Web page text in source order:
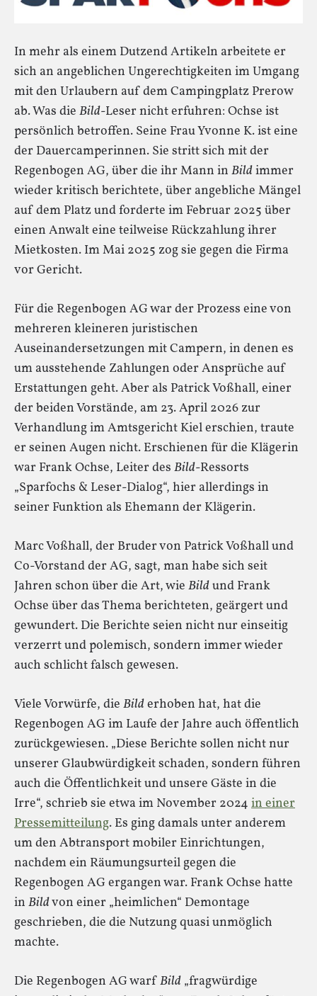
In mehr als einem Dutzend Artikeln arbeitete er
sich an angeblichen Ungerechtigkeiten im Umgang
mit den Urlaubern auf dem Campingplatz Prerow
ab. Was die Bild-Leser nicht erfuhren: Ochse ist
persönlich betroffen. Seine Frau Yvonne K. ist eine
der Dauercamperinnen. Sie stritt sich mit der
Regenbogen AG, über die ihr Mann in Bildimmer
wieder kritisch berichtete, über angebliche Mängel
auf dem Platz und forderte im Februar 2025 über
einen Anwalt eine teilweise Rückzahlung ihrer
Mietkosten. Im Mai 2025 zog sie gegen die Firma
vor Gericht.
Für die Regenbogen AG war der Prozess eine von
mehreren kleineren juristischen
Auseinandersetzungen mit Campern, in denen es
um ausstehende Zahlungen oder Ansprüche auf
Erstattungen geht. Aber als Patrick Voßhall, einer
der beiden Vorstände, am 23. April 2026 zur
Verhandlung im Amtsgericht Kiel erschien, traute
er seinen Augen nicht. Erschienen für die Klägerin
war Frank Ochse, Leiter des Bild-Ressorts
„Sparfochs & Leser-Dialog“, hier allerdings in
seiner Funktion als Ehemann der Klägerin.
Marc Voßhall, der Bruder von Patrick Voßhall und
Co-Vorstand der AG, sagt, man habe sich seit
Jahren schon über die Art, wie Bildund Frank
Ochse über das Thema berichteten, geärgert und
gewundert. Die Berichte seien nicht nur einseitig
verzerrt und polemisch, sondern immer wieder
auch schlicht falsch gewesen.
Viele Vorwürfe, die Bilderhoben hat, hat die
Regenbogen AG im Laufe der Jahre auch öffentlich
zurückgewiesen. „Diese Berichte sollen nicht nur
unserer Glaubwürdigkeit schaden, sondern führen
auch die Öffentlichkeit und unsere Gäste in die
Irre“, schrieb sie etwa im November 2024 in einer
Pressemitteilung. Es ging damals unter anderem
um den Abtransport mobiler Einrichtungen,
nachdem ein Räumungsurteil gegen die
Regenbogen AG ergangen war. Frank Ochse hatte
in Bildvon einer „heimlichen“ Demontage
geschrieben, die die Nutzung quasi unmöglich
machte.
Die Regenbogen AG warfBild „fragwürdige